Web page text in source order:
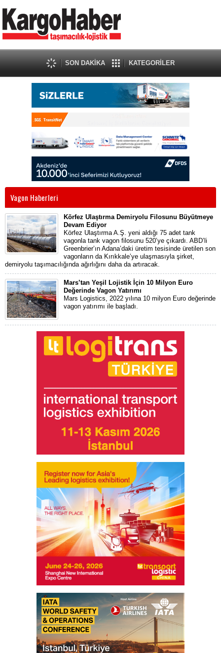
SON DAKİKA KATEGORİLER
Vagon Haberleri
Körfez Ulaştırma Demiryolu Filosunu Büyütmeye
Devam Ediyor
Körfez Ulaştırma A.Ş. yeni aldığı 75 adet tank
vagonla tank vagon filosunu 520’ye çıkardı. ABD’li
Greenbrier’ın Adana’daki üretim tesisinde üretilen son
vagonların da Kırıkkale’ye ulaşmasıyla şirket,
demiryolu taşımacılığında ağırlığını daha da artıracak.
Mars’tan Yeşil Lojistik İçin 10 Milyon Euro
Değerinde Vagon Yatırımı
Mars Logistics, 2022 yılına 10 milyon Euro değerinde
vagon yatırımı ile başladı.